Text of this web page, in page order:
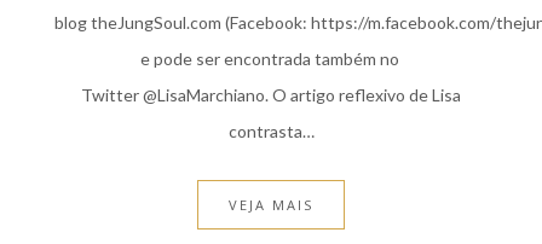
blog theJungSoul.com (Facebook: https://m.facebook.com/
e pode ser encontrada também no
Twitter @LisaMarchiano. O artigo reflexivo de Lisa
contrasta…
VEJA MAIS